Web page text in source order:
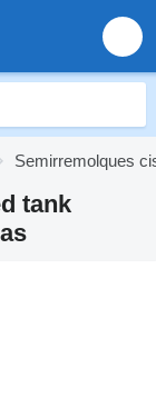
Semirremolques
tank